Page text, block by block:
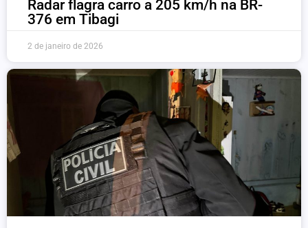
Radar flagra carro a 205 km/h na BR-
376 em Tibagi
2 de janeiro de 2026